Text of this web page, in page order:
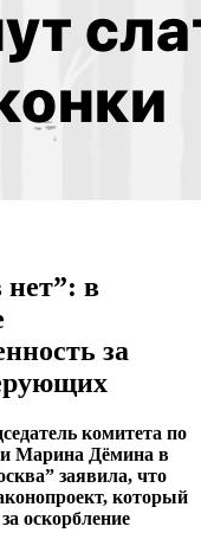
нет”: в
за
комитета по
Марина Дёмина в
заявила, что
который
оскорбление